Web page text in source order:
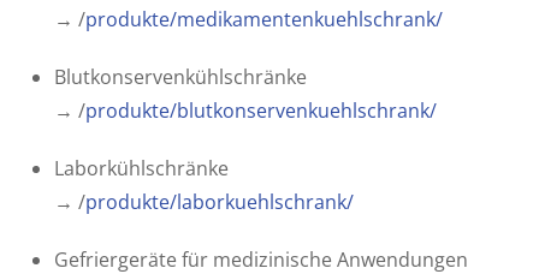
→ /produkte/medikamentenkuehlschrank/
Blutkonservenkühlschränke
→ /produkte/blutkonservenkuehlschrank/
Laborkühlschränke
→ /produkte/laborkuehlschrank/
Gefriergeräte für medizinische Anwendungen